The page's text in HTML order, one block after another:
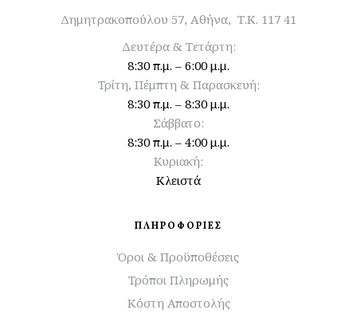
Δημητρακοπούλου 57, Αθήνα, Τ.Κ. 117 41
Δευτέρα & Τετάρτη:
8:30 π.μ. – 6:00 μ.μ.
Τρίτη, Πέμπτη & Παρασκευή:
8:30 π.μ. – 8:30 μ.μ.
Σάββατο:
8:30 π.μ. – 4:00 μ.μ.
Κυριακή:
Κλειστά
ΠΛΗΡΟΦΟΡΙΕΣ
Όροι & Προϋποθέσεις
Τρόποι Πληρωμής
Κόστη Αποστολής